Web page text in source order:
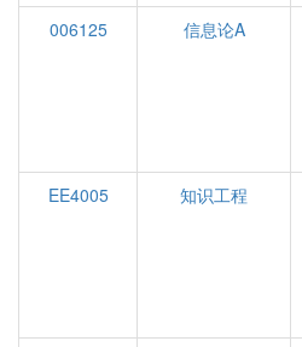
006125
信息论A
EE4005
知识工程